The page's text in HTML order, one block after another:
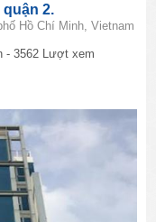
quận 2.
Hồ Chí Minh, Vietnam
- 3562 Lượt xem